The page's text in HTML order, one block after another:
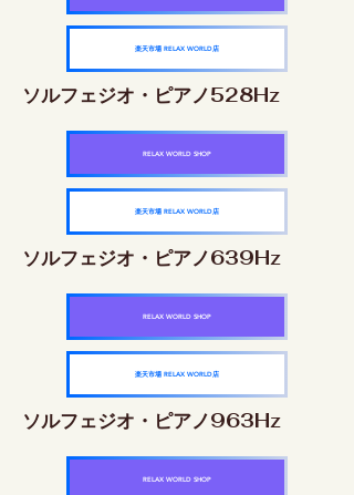
楽天市場 RELAX WORLD店
ソルフェジオ・ピアノ528Hz
RELAX WORLD SHOP
楽天市場 RELAX WORLD店
ソルフェジオ・ピアノ639Hz
RELAX WORLD SHOP
楽天市場 RELAX WORLD店
ソルフェジオ・ピアノ963Hz
RELAX WORLD SHOP